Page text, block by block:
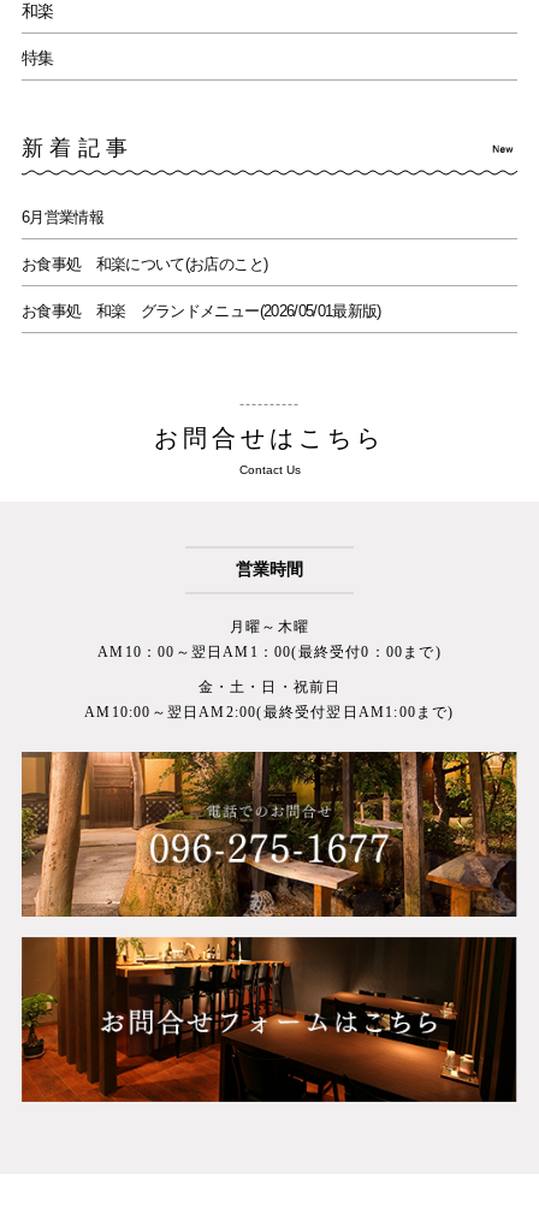
和楽
特集
新着記事
6月営業情報
お食事処 和楽について(お店のこと)
お食事処 和楽 グランドメニュー(2026/05/01最新版)
お問合せはこちら
Contact Us
営業時間
月曜～木曜
AM10：00～翌日AM1：00(最終受付0：00まで)
金・土・日・祝前日
AM10:00～翌日AM2:00(最終受付翌日AM1:00まで)